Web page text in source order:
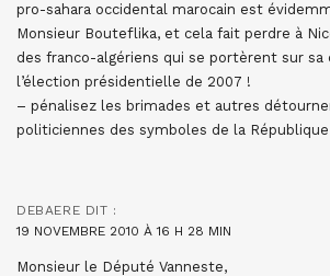
pro-sahara occidental marocain est
Monsieur Bouteflika, et cela fait perdre à
des franco-algériens qui se portèrent sur sa
l’élection présidentielle de 2007 !
– pénalisez les brimades et autres
politiciennes des symboles de la
DEBAERE DIT :
19 NOVEMBRE 2010 À 16 H 28 MIN
Monsieur le Député Vanneste,